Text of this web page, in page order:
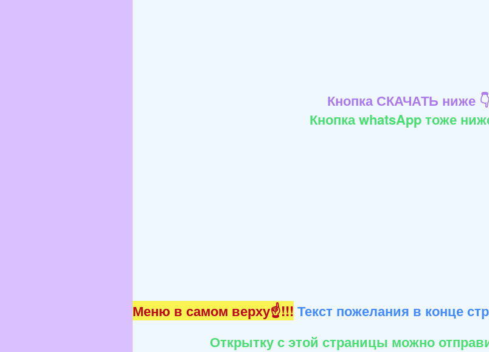
Кнопка СКАЧАТЬ ниже 👇
Кнопка whatsApp тоже
Меню в самом верху☝!!! Текст пожелания в конце
Открытку с этой страницы можно